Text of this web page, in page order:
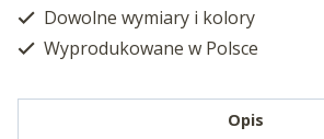
Dowolne wymiary i kolory
Wyprodukowane w Polsce
Opis